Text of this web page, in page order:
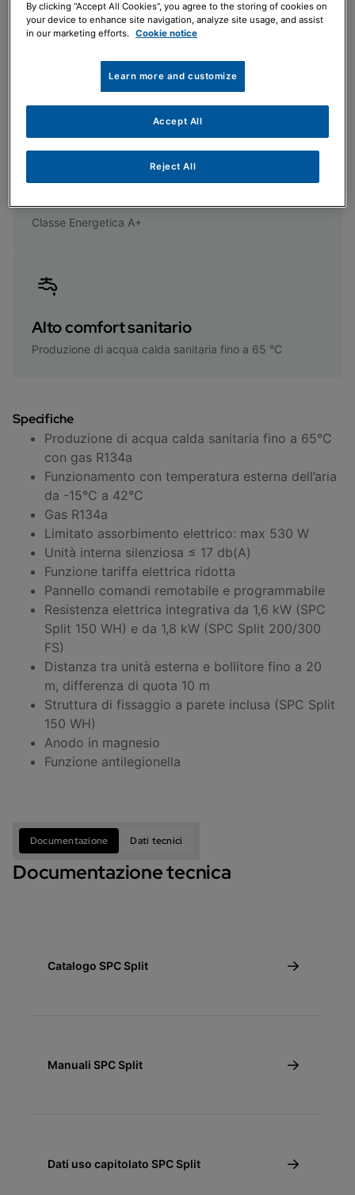
Agevolazioni fiscali
Ecobonus, Bonus Casa e Conto termico 2.0
Alta efficienza
Classe Energetica A+
Alto comfort sanitario
Produzione di acqua calda sanitaria fino a 65 °C
Specifiche
Produzione di acqua calda sanitaria fino a 65°C
con gas R134a
Funzionamento con temperatura esterna dell’aria
da -15°C a 42°C
Gas R134a
Limitato assorbimento elettrico: max 530 W
Unità interna silenziosa ≤ 17 db(A)
Funzione tariffa elettrica ridotta
Pannello comandi remotabile e programmabile
Resistenza elettrica integrativa da 1,6 kW (SPC
Split 150 WH) e da 1,8 kW (SPC Split 200/300
FS)
Distanza tra unità esterna e bollitore fino a 20
m, differenza di quota 10 m
Struttura di fissaggio a parete inclusa (SPC Split
150 WH)
Anodo in magnesio
Funzione antilegionella
Documentazione Dati tecnici
Documentazione tecnica
Catalogo SPC Split
Manuali SPC Split
Dati uso capitolato SPC Split
By clicking “Accept All Cookies”, you agree to the storing of cookies on
your device to enhance site navigation, analyze site usage, and assist
in our marketing efforts. Cookie notice
Learn more and customize
Reject All
Accept All